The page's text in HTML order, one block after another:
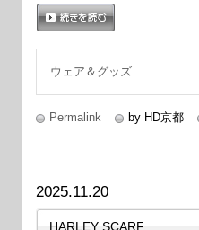
ウェア＆グッズ
Permalink by HD京都
2025.11.20
HARLEY SCARF